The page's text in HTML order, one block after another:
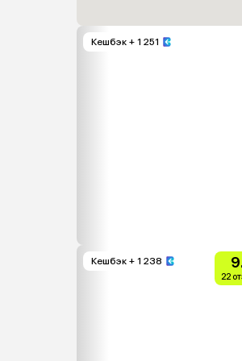
Кешбэк + 1 251
Кешбэк + 1 238
22